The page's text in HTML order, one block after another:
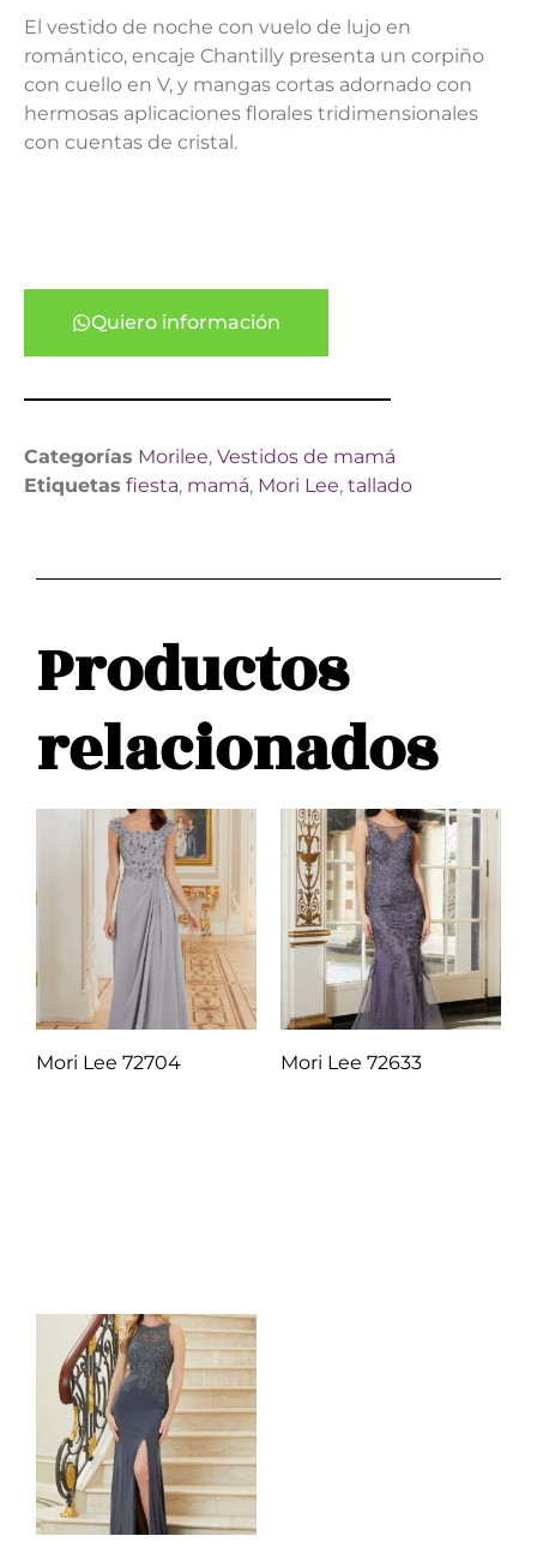
El vestido de noche con vuelo de lujo en
romántico, encaje Chantilly presenta un corpiño
con cuello en V, y mangas cortas adornado con
hermosas aplicaciones florales tridimensionales
con cuentas de cristal.
Quiero información
Categorías Morilee, Vestidos de mamá
Etiquetas fiesta, mamá, Mori Lee, tallado
Productos
relacionados
Mori Lee 72704 Mori Lee 72633